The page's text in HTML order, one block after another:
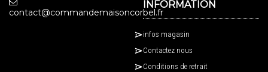
contact@commandemaisoncorbel.fr
INFORMATION
infos magasin
Contactez nous
Conditions de retrait